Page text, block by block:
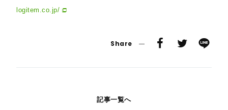
logitem.co.jp/
Share
記事一覧へ